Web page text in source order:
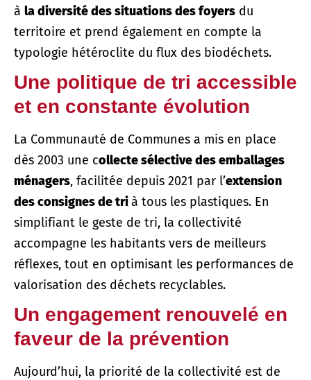
à la diversité des situations des foyers du
territoire et prend également en compte la
typologie hétéroclite du flux des biodéchets.
Une politique de tri accessible
et en constante évolution
La Communauté de Communes a mis en place
dès 2003 une collecte sélective des emballages
ménagers, facilitée depuis 2021 par l’extension
des consignes de trià tous les plastiques. En
simplifiant le geste de tri, la collectivité
accompagne les habitants vers de meilleurs
réflexes, tout en optimisant les performances de
valorisation des déchets recyclables.
Un engagement renouvelé en
faveur de la prévention
Aujourd’hui, la priorité de la collectivité est de